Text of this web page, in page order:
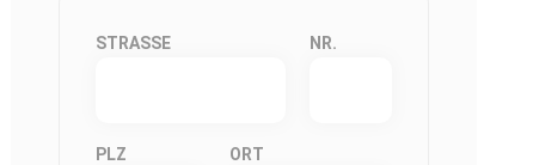
STRASSE NR.
PLZ ORT